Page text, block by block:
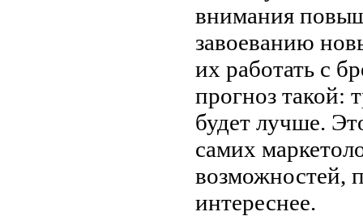
внимания
завоеванию
их работать с
прогноз такой:
будет лучше.
самих
возможностей,
интереснее.